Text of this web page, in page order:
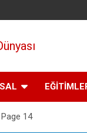
Dil
Page 14